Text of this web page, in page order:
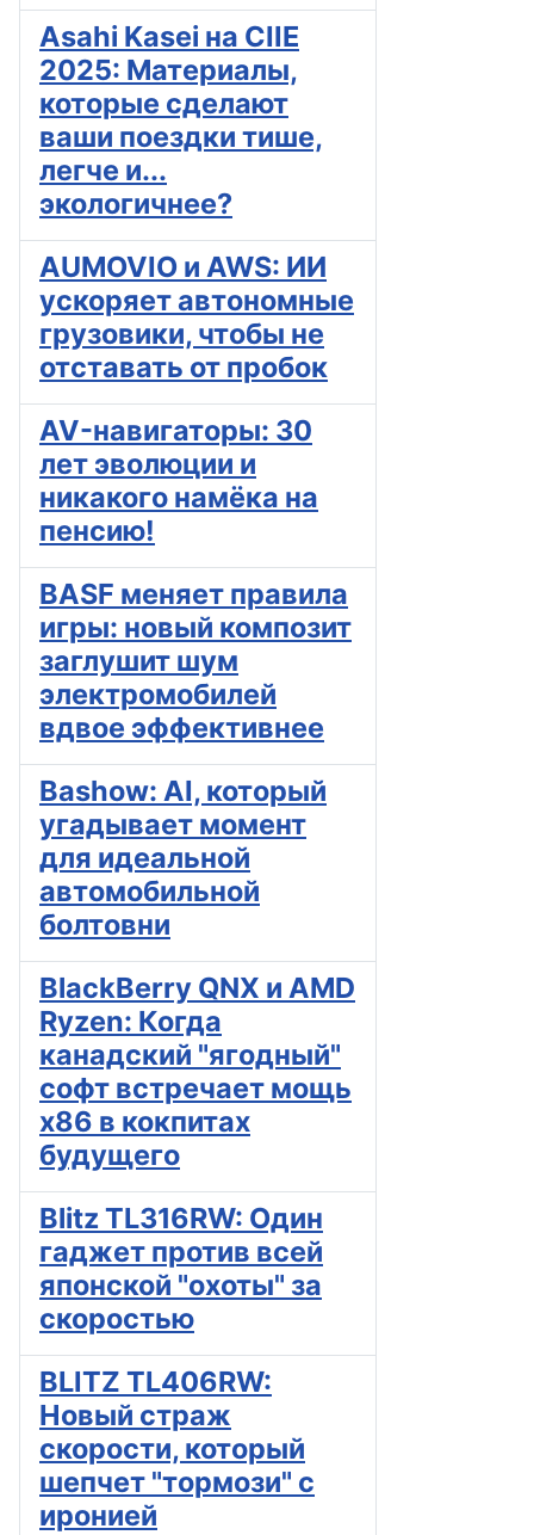
Asahi Kasei на CIIE
2025: Материалы,
которые сделают
ваши поездки тише,
легче и...
экологичнее?
AUMOVIO и AWS: ИИ
ускоряет автономные
грузовики, чтобы не
отставать от пробок
AV-навигаторы: 30
лет эволюции и
никакого намёка на
пенсию!
BASF меняет правила
игры: новый композит
заглушит шум
электромобилей
вдвое эффективнее
Bashow: AI, который
угадывает момент
для идеальной
автомобильной
болтовни
BlackBerry QNX и AMD
Ryzen: Когда
канадский "ягодный"
софт встречает мощь
x86 в кокпитах
будущего
Blitz TL316RW: Один
гаджет против всей
японской "охоты" за
скоростью
BLITZ TL406RW:
Новый страж
скорости, который
шепчет "тормози" с
иронией